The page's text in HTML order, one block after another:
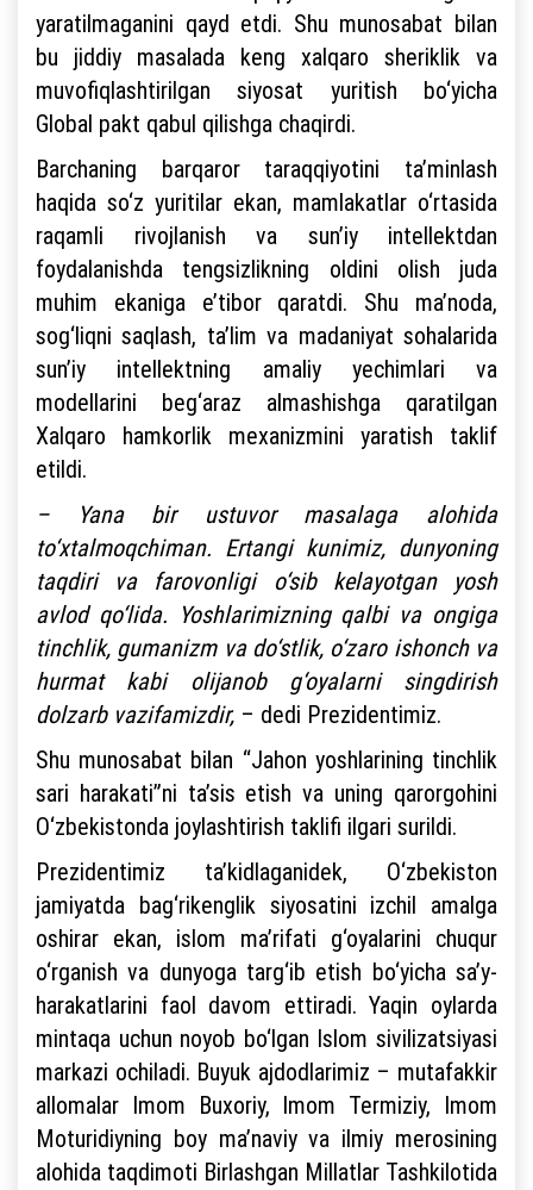
yaratilmaganini qayd etdi. Shu munosabat bilan
bu jiddiy masalada keng xalqaro sheriklik va
muvofiqlashtirilgan siyosat yuritish bo‘yicha
Global pakt qabul qilishga chaqirdi.
Barchaning barqaror taraqqiyotini ta’minlash
haqida so‘z yuritilar ekan, mamlakatlar o‘rtasida
raqamli rivojlanish va sun’iy intellektdan
foydalanishda tengsizlikning oldini olish juda
muhim ekaniga e’tibor qaratdi. Shu ma’noda,
sog‘liqni saqlash, ta’lim va madaniyat sohalarida
sun’iy intellektning amaliy yechimlari va
modellarini beg‘araz almashishga qaratilgan
Xalqaro hamkorlik mexanizmini yaratish taklif
etildi.
– Yana bir ustuvor masalaga alohida
to‘xtalmoqchiman. Ertangi kunimiz, dunyoning
taqdiri va farovonligi o‘sib kelayotgan yosh
avlod qo‘lida. Yoshlarimizning qalbi va ongiga
tinchlik, gumanizm va do‘stlik, o‘zaro ishonch va
hurmat kabi olijanob g‘oyalarni singdirish
dolzarb vazifamizdir, – dedi Prezidentimiz.
Shu munosabat bilan “Jahon yoshlarining tinchlik
sari harakati”ni ta’sis etish va uning qarorgohini
O‘zbekistonda joylashtirish taklifi ilgari surildi.
Prezidentimiz ta’kidlaganidek, O‘zbekiston
jamiyatda bag‘rikenglik siyosatini izchil amalga
oshirar ekan, islom ma’rifati g‘oyalarini chuqur
o‘rganish va dunyoga targ‘ib etish bo‘yicha sa’y-
harakatlarini faol davom ettiradi. Yaqin oylarda
mintaqa uchun noyob bo‘lgan Islom sivilizatsiyasi
markazi ochiladi. Buyuk ajdodlarimiz – mutafakkir
allomalar Imom Buxoriy, Imom Termiziy, Imom
Moturidiyning boy ma’naviy va ilmiy merosining
alohida taqdimoti Birlashgan Millatlar Tashkilotida